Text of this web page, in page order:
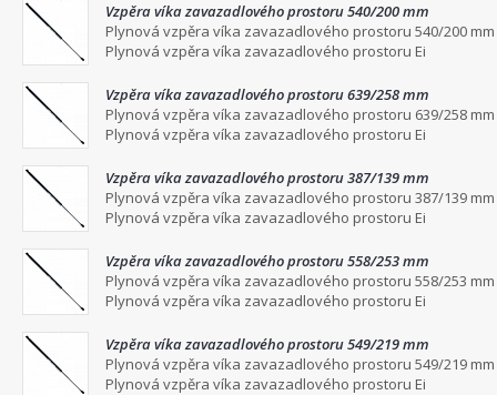
Vzpěra víka zavazadlového prostoru 540/200 mm
Plynová vzpěra víka zavazadlového prostoru 540/200 mm
Plynová vzpěra víka zavazadlového prostoru Ei
Vzpěra víka zavazadlového prostoru 639/258 mm
Plynová vzpěra víka zavazadlového prostoru 639/258 mm
Plynová vzpěra víka zavazadlového prostoru Ei
Vzpěra víka zavazadlového prostoru 387/139 mm
Plynová vzpěra víka zavazadlového prostoru 387/139 mm
Plynová vzpěra víka zavazadlového prostoru Ei
Vzpěra víka zavazadlového prostoru 558/253 mm
Plynová vzpěra víka zavazadlového prostoru 558/253 mm
Plynová vzpěra víka zavazadlového prostoru Ei
Vzpěra víka zavazadlového prostoru 549/219 mm
Plynová vzpěra víka zavazadlového prostoru 549/219 mm
Plynová vzpěra víka zavazadlového prostoru Ei